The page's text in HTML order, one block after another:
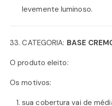
levemente luminoso.
33. CATEGORIA: BASE
O produto eleito:
Os motivos:
sua cobertura vai de